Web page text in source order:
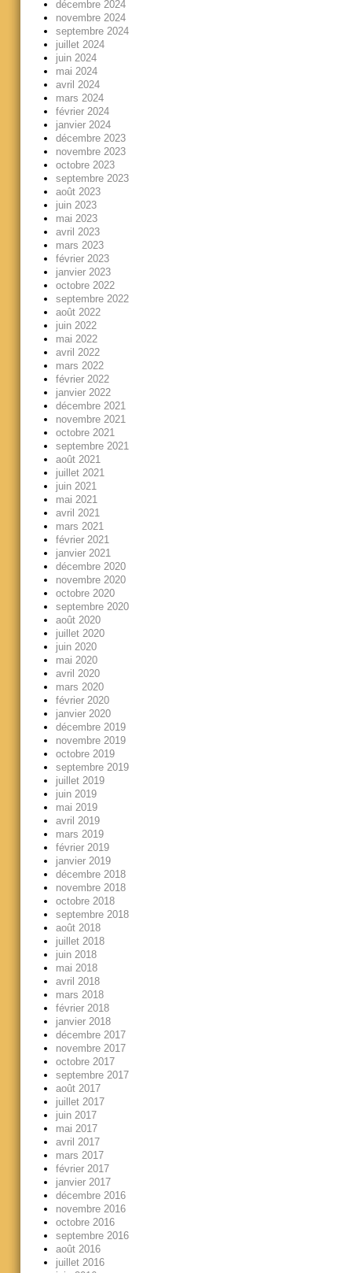
décembre 2024
novembre 2024
septembre 2024
juillet 2024
juin 2024
mai 2024
avril 2024
mars 2024
février 2024
janvier 2024
décembre 2023
novembre 2023
octobre 2023
septembre 2023
août 2023
juin 2023
mai 2023
avril 2023
mars 2023
février 2023
janvier 2023
octobre 2022
septembre 2022
août 2022
juin 2022
mai 2022
avril 2022
mars 2022
février 2022
janvier 2022
décembre 2021
novembre 2021
octobre 2021
septembre 2021
août 2021
juillet 2021
juin 2021
mai 2021
avril 2021
mars 2021
février 2021
janvier 2021
décembre 2020
novembre 2020
octobre 2020
septembre 2020
août 2020
juillet 2020
juin 2020
mai 2020
avril 2020
mars 2020
février 2020
janvier 2020
décembre 2019
novembre 2019
octobre 2019
septembre 2019
juillet 2019
juin 2019
mai 2019
avril 2019
mars 2019
février 2019
janvier 2019
décembre 2018
novembre 2018
octobre 2018
septembre 2018
août 2018
juillet 2018
juin 2018
mai 2018
avril 2018
mars 2018
février 2018
janvier 2018
décembre 2017
novembre 2017
octobre 2017
septembre 2017
août 2017
juillet 2017
juin 2017
mai 2017
avril 2017
mars 2017
février 2017
janvier 2017
décembre 2016
novembre 2016
octobre 2016
septembre 2016
août 2016
juillet 2016